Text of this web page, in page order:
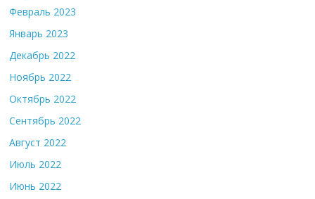
Февраль 2023
Январь 2023
Декабрь 2022
Ноябрь 2022
Октябрь 2022
Сентябрь 2022
Август 2022
Июль 2022
Июнь 2022